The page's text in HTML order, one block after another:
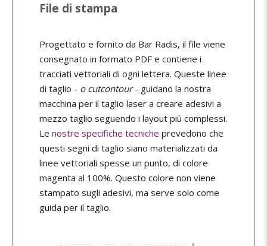
File di stampa
Progettato e fornito da Bar Radis, il file viene
consegnato in formato PDF e contiene i
tracciati vettoriali di ogni lettera. Queste linee
di taglio - o cutcontour- guidano la nostra
macchina per il taglio laser a creare adesivi a
mezzo taglio seguendo i layout più complessi.
Le nostre specifiche tecniche prevedono che
questi segni di taglio siano materializzati da
linee vettoriali spesse un punto, di colore
magenta al 100%. Questo colore non viene
stampato sugli adesivi, ma serve solo come
guida per il taglio.